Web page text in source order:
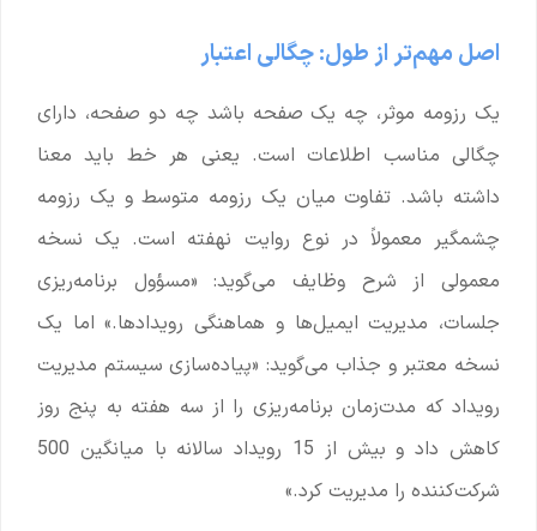
اصل مهم‌تر از طول: چگالی اعتبار
یک رزومه موثر، چه یک صفحه باشد چه دو صفحه، دارای
چگالی مناسب اطلاعات است. یعنی هر خط باید معنا
داشته باشد. تفاوت میان یک رزومه متوسط و یک رزومه
چشمگیر معمولاً در نوع روایت نهفته است. یک نسخه
معمولی از شرح وظایف می‌گوید: «مسؤول برنامه‌ریزی
جلسات، مدیریت ایمیل‌ها و هماهنگی رویدادها.» اما یک
نسخه معتبر و جذاب می‌گوید: «پیاده‌سازی سیستم مدیریت
رویداد که مدت‌زمان برنامه‌ریزی را از سه هفته به پنج روز
کاهش داد و بیش از 15 رویداد سالانه با میانگین 500
شرکت‌کننده را مدیریت کرد.»